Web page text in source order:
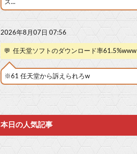
ス...
2026年8月07日 07:56
💬 任天堂ソフトのダウンロード率61.5%www
※61 任天堂から訴えられろw
本日の人気記事